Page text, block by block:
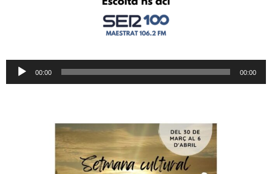
Reproductor
de
00:00 00:00